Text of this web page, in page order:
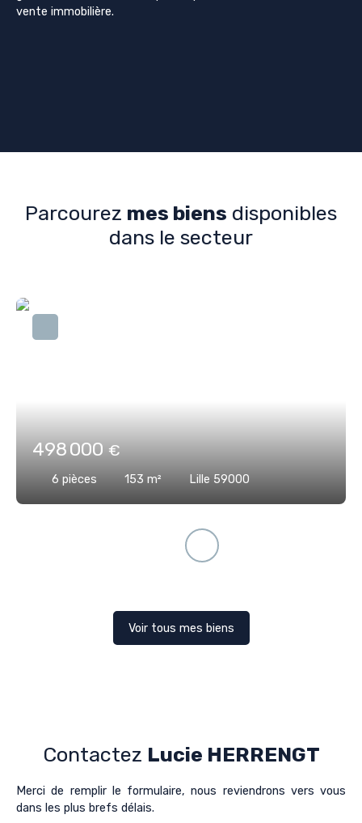
vente immobilière.
Parcourez mes biens disponibles
dans le secteur
498 000€
6 pièces 153 m² Lille 59000
Voir tous mes biens
Contactez Lucie HERRENGT
Merci de remplir le formulaire, nous reviendrons vers vous
dans les plus brefs délais.